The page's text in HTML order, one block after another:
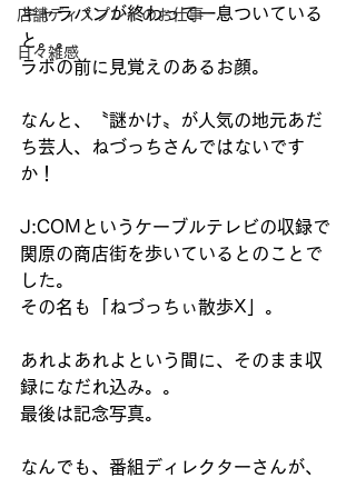
店舗ディスプレイのお仕事
日々雑感
キャラバンが終わって一息ついている
と。。
ラボの前に見覚えのあるお顔。
なんと、〝謎かけ〟が人気の地元あだ
ち芸人、ねづっちさんではないです
か！
J:COMというケーブルテレビの収録で
関原の商店街を歩いているとのことで
した。
その名も「ねづっちぃ散歩X」。
あれよあれよという間に、そのまま収
録になだれ込み。。
最後は記念写真。
なんでも、番組ディレクターさんが、